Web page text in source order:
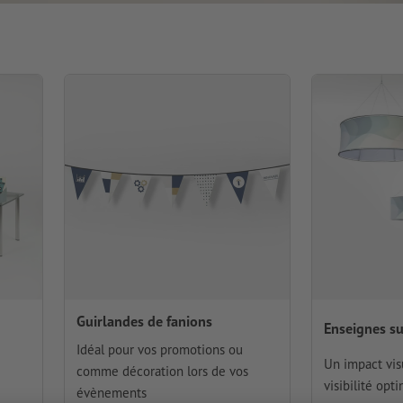
Guirlandes de fanions
Idéal pour vos promotions ou
comme décoration lors de vos
évènements
Enseignes
Un impact
visibilité